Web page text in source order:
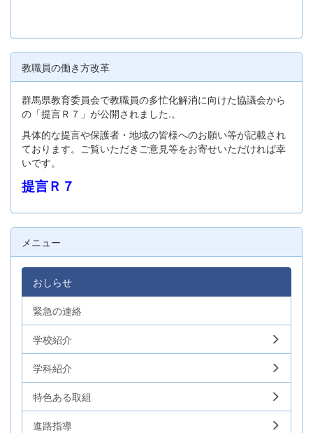
教職員の働き方改革
群馬県教育委員会で教職員の多忙化解消に向けた協議会から
の「提言Ｒ７」が公開されました.。
具体的な提言や保護者・地域の皆様へのお願い等が記載され
ております。ご覧いただきご意見等をお寄せいただければ幸
いです。
提言Ｒ７
メニュー
おしらせ
緊急の連絡
学校紹介
学科紹介
特色ある取組
進路指導